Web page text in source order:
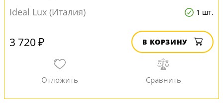
Ideal Lux (Италия)
1 шт.
3 720 ₽ В КОРЗИНУ